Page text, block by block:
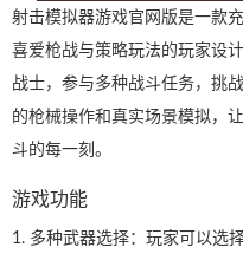
射击模拟器游戏官网版是一款
喜爱枪战与策略玩法的玩家设
战士，参与多种战斗任务，挑
的枪械操作和真实场景模拟，
斗的每一刻。
游戏功能
1. 多种武器选择：玩家可以选